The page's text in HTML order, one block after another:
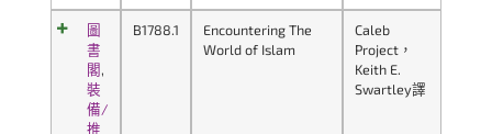
圖
書
閣,
裝
備/
推
B1788.1
Encountering The
World of Islam
Caleb
Project，
Keith E.
Swartley譯